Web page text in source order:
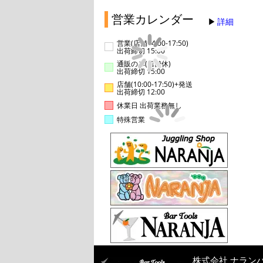
営業カレンダー 詳細
営業(店舗14:00-17:50)
出荷締切 15:00
通販のみ(店舗休)
出荷締切 15:00
店舗(10:00-17:50)+発送
出荷締切 12:00
休業日 出荷業務無し
特殊営業
株式会社 ナラン